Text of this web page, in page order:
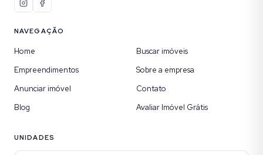
NAVEGAÇÃO
Home
Buscar imóveis
Empreendimentos
Sobre a empresa
Anunciar imóvel
Contato
Blog
Avaliar Imóvel Grátis
UNIDADES